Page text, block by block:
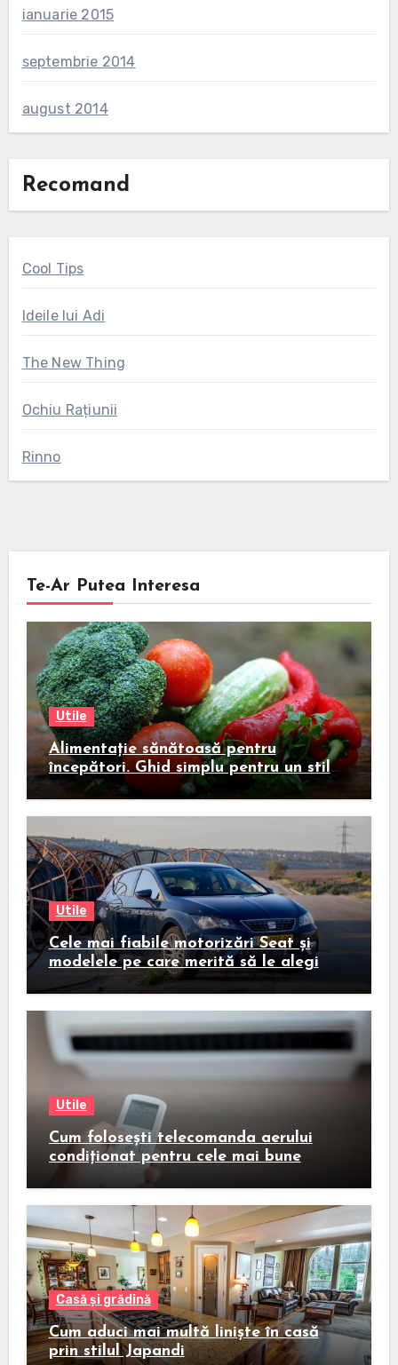
ianuarie 2015
septembrie 2014
august 2014
Recomand
Cool Tips
Ideile lui Adi
The New Thing
Ochiu Rațiunii
Rinno
Te-Ar Putea Interesa
Utile
Alimentație sănătoasă pentru
începători. Ghid simplu pentru un stil
de viață echilibrat
Utile
Cele mai fiabile motorizări Seat și
modelele pe care merită să le alegi
Utile
Cum folosești telecomanda aerului
condiționat pentru cele mai bune
Casă și grădină
Cum aduci mai multă liniște în casă
prin stilul Japandi